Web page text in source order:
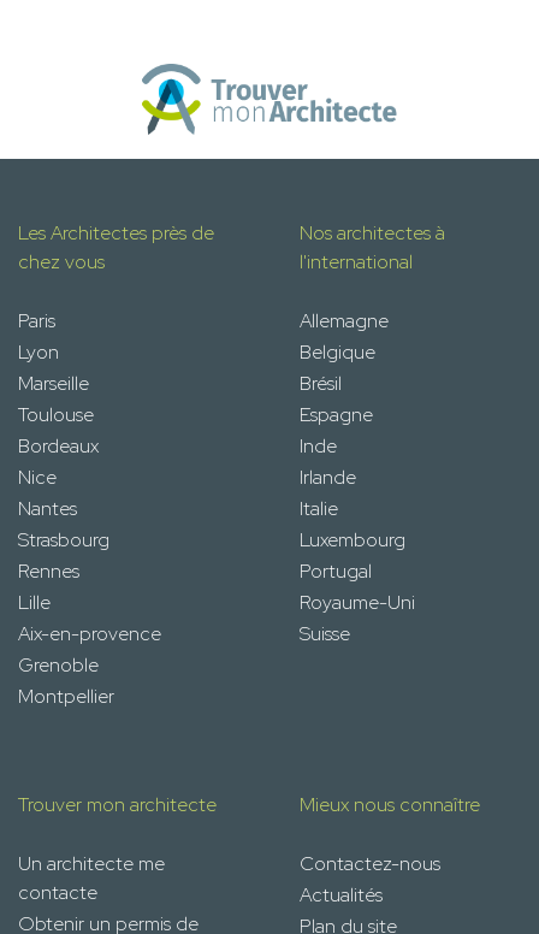
Les Architectes près de
chez vous
Paris
Lyon
Marseille
Toulouse
Bordeaux
Nice
Nantes
Strasbourg
Rennes
Lille
Aix-en-provence
Grenoble
Montpellier
Nos architectes à
l'international
Allemagne
Belgique
Brésil
Espagne
Inde
Irlande
Italie
Luxembourg
Portugal
Royaume-Uni
Suisse
Trouver mon architecte
Un architecte me
contacte
Obtenir un permis de
Mieux nous connaître
Contactez-nous
Actualités
Plan du site